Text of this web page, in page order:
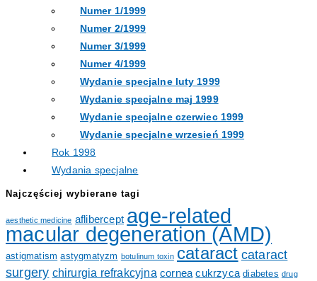
Numer 1/1999
Numer 2/1999
Numer 3/1999
Numer 4/1999
Wydanie specjalne luty 1999
Wydanie specjalne maj 1999
Wydanie specjalne czerwiec 1999
Wydanie specjalne wrzesień 1999
Rok 1998
Wydania specjalne
Najczęściej wybierane tagi
aesthetic medicine aflibercept age-related
macular degeneration (AMD)
astigmatism astygmatyzm botulinum toxin cataract cataract
surgery chirurgia refrakcyjna cornea cukrzyca diabetes drug